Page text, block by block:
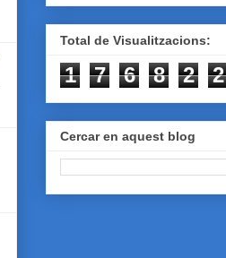
Total de Visualitzacions:
1 7 6 8 2 2
Cercar en aquest blog